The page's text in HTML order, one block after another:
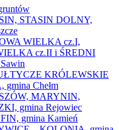
STASIN DOLNY,
WIELKA cz.I,
cz.II i ŚREDNI
KRÓLEWSKIE
Chełm
MARYNIN,
gmina Rejowiec
gmina Kamień